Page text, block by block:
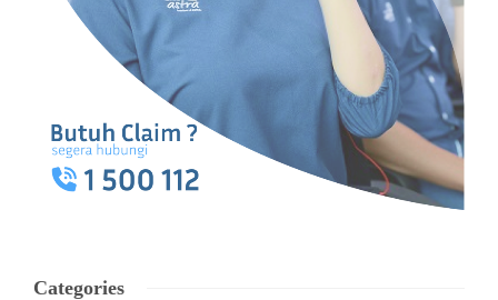
Categories